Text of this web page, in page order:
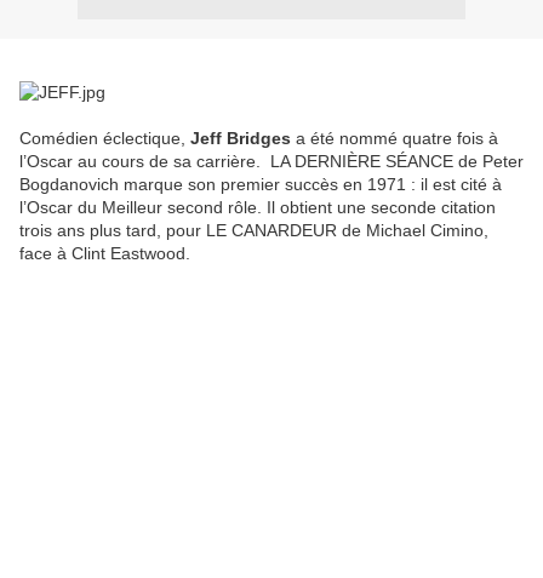
Comédien éclectique, Jeff Bridges a été nommé quatre fois à
l’Oscar au cours de sa carrière. LA DERNIÈRE SÉANCE de Peter
Bogdanovich marque son premier succès en 1971 : il est cité à
l’Oscar du Meilleur second rôle. Il obtient une seconde citation
trois ans plus tard, pour LE CANARDEUR de Michael Cimino,
face à Clint Eastwood.